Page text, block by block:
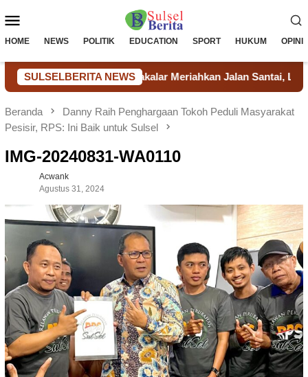
ke
Mobile
HOME NEWS POLITIK EDUCATION SPORT HUKUM OPINI
SULSELBERITA NEWS
RI, Petugas Lapas Takalar Meriahkan Jalan Santai, Lomba
Beranda
Danny Raih Penghargaan Tokoh Peduli Masyarakat
Pesisir, RPS: Ini Baik untuk Sulsel
IMG-20240831-WA0110
Acwank
Agustus 31, 2024